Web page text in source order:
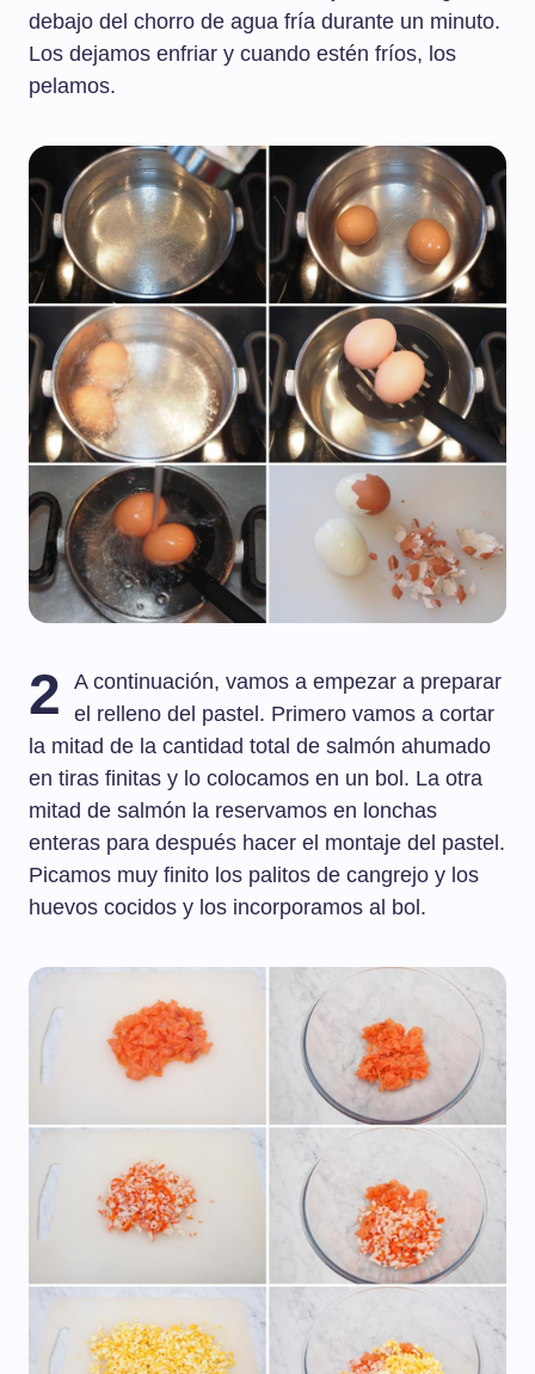
debajo del chorro de agua fría durante un minuto.
Los dejamos enfriar y cuando estén fríos, los
pelamos.
2
A continuación, vamos a empezar a preparar
el relleno del pastel. Primero vamos a cortar
la mitad de la cantidad total de salmón ahumado
en tiras finitas y lo colocamos en un bol. La otra
mitad de salmón la reservamos en lonchas
enteras para después hacer el montaje del pastel.
Picamos muy finito los palitos de cangrejo y los
huevos cocidos y los incorporamos al bol.